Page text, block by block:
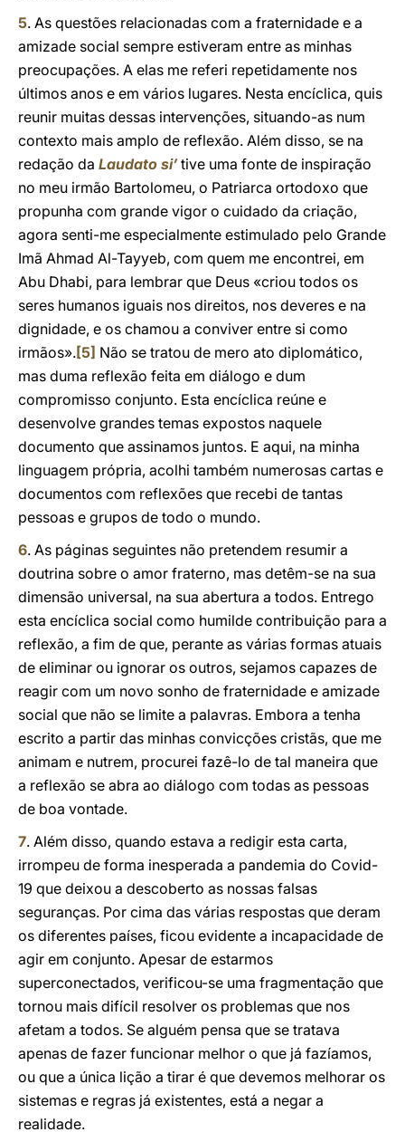
5. As questões relacionadas com a fraternidade e a
amizade social sempre estiveram entre as minhas
preocupações. A elas me referi repetidamente nos
últimos anos e em vários lugares. Nesta encíclica, quis
reunir muitas dessas intervenções, situando-as num
contexto mais amplo de reflexão. Além disso, se na
redação da Laudato si’tive uma fonte de inspiração
no meu irmão Bartolomeu, o Patriarca ortodoxo que
propunha com grande vigor o cuidado da criação,
agora senti-me especialmente estimulado pelo Grande
Imã Ahmad Al-Tayyeb, com quem me encontrei, em
Abu Dhabi, para lembrar que Deus «criou todos os
seres humanos iguais nos direitos, nos deveres e na
dignidade, e os chamou a conviver entre si como
irmãos».[5] Não se tratou de mero ato diplomático,
mas duma reflexão feita em diálogo e dum
compromisso conjunto. Esta encíclica reúne e
desenvolve grandes temas expostos naquele
documento que assinamos juntos. E aqui, na minha
linguagem própria, acolhi também numerosas cartas e
documentos com reflexões que recebi de tantas
pessoas e grupos de todo o mundo.
6. As páginas seguintes não pretendem resumir a
doutrina sobre o amor fraterno, mas detêm-se na sua
dimensão universal, na sua abertura a todos. Entrego
esta encíclica social como humilde contribuição para a
reflexão, a fim de que, perante as várias formas atuais
de eliminar ou ignorar os outros, sejamos capazes de
reagir com um novo sonho de fraternidade e amizade
social que não se limite a palavras. Embora a tenha
escrito a partir das minhas convicções cristãs, que me
animam e nutrem, procurei fazê-lo de tal maneira que
a reflexão se abra ao diálogo com todas as pessoas
de boa vontade.
7. Além disso, quando estava a redigir esta carta,
irrompeu de forma inesperada a pandemia do Covid-
19 que deixou a descoberto as nossas falsas
seguranças. Por cima das várias respostas que deram
os diferentes países, ficou evidente a incapacidade de
agir em conjunto. Apesar de estarmos
superconectados, verificou-se uma fragmentação que
tornou mais difícil resolver os problemas que nos
afetam a todos. Se alguém pensa que se tratava
apenas de fazer funcionar melhor o que já fazíamos,
ou que a única lição a tirar é que devemos melhorar os
sistemas e regras já existentes, está a negar a
realidade.